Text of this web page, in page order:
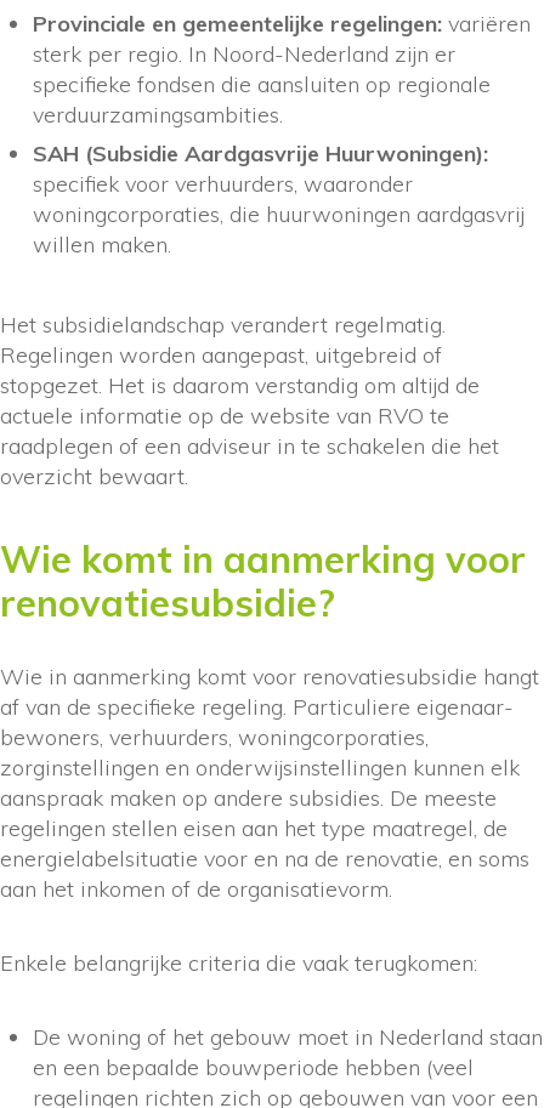
Provinciale en gemeentelijke regelingen: variëren
sterk per regio. In Noord-Nederland zijn er
specifieke fondsen die aansluiten op regionale
verduurzamingsambities.
SAH (Subsidie Aardgasvrije Huurwoningen):
specifiek voor verhuurders, waaronder
woningcorporaties, die huurwoningen aardgasvrij
willen maken.
Het subsidielandschap verandert regelmatig.
Regelingen worden aangepast, uitgebreid of
stopgezet. Het is daarom verstandig om altijd de
actuele informatie op de website van RVO te
raadplegen of een adviseur in te schakelen die het
overzicht bewaart.
Wie komt in aanmerking voor
renovatiesubsidie?
Wie in aanmerking komt voor renovatiesubsidie hangt
af van de specifieke regeling. Particuliere eigenaar-
bewoners, verhuurders, woningcorporaties,
zorginstellingen en onderwijsinstellingen kunnen elk
aanspraak maken op andere subsidies. De meeste
regelingen stellen eisen aan het type maatregel, de
energielabelsituatie voor en na de renovatie, en soms
aan het inkomen of de organisatievorm.
Enkele belangrijke criteria die vaak terugkomen:
De woning of het gebouw moet in Nederland staan
en een bepaalde bouwperiode hebben (veel
regelingen richten zich op gebouwen van voor een